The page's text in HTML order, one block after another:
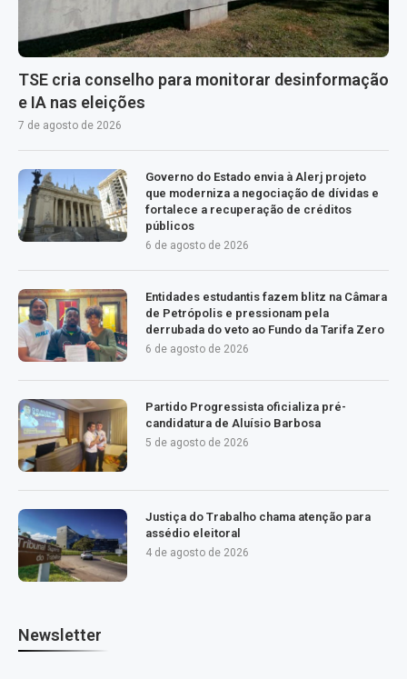
TSE cria conselho para monitorar desinformação
e IA nas eleições
7 de agosto de 2026
Governo do Estado envia à Alerj projeto
que moderniza a negociação de dívidas e
fortalece a recuperação de créditos
públicos
6 de agosto de 2026
Entidades estudantis fazem blitz na Câmara
de Petrópolis e pressionam pela
derrubada do veto ao Fundo da Tarifa Zero
6 de agosto de 2026
Partido Progressista oficializa pré-
candidatura de Aluísio Barbosa
5 de agosto de 2026
Justiça do Trabalho chama atenção para
assédio eleitoral
4 de agosto de 2026
Newsletter